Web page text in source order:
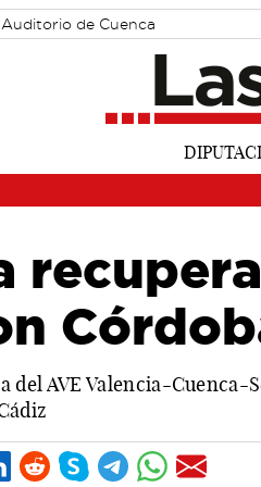
Auditorio de Cuenca
del AVE Valencia-